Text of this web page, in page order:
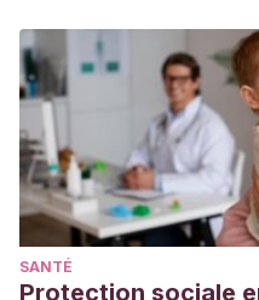
Salazar, T. R.
(2020). La
panorama sobre el
(25).
https://raco.cat/
SANTÉ
Protection sociale